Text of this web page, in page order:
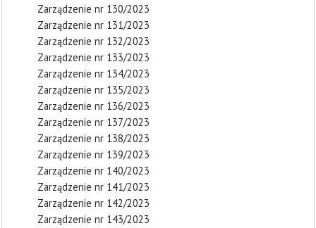
Zarządzenie nr 130/2023
Zarządzenie nr 131/2023
Zarządzenie nr 132/2023
Zarządzenie nr 133/2023
Zarządzenie nr 134/2023
Zarządzenie nr 135/2023
Zarządzenie nr 136/2023
Zarządzenie nr 137/2023
Zarządzenie nr 138/2023
Zarządzenie nr 139/2023
Zarządzenie nr 140/2023
Zarządzenie nr 141/2023
Zarządzenie nr 142/2023
Zarządzenie nr 143/2023